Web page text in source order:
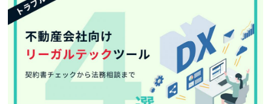
しかし、このような課題を解決し、オーナー様の満足度と信頼度を飛
躍的に向上させるツールとして注目されているのが、「オーナーアプ
リ・サービス」です。オーナーアプリは、スマートフォンやPCを通じ
て、オーナー様がいつでもどこでも自身の物件に関する情報をリアル
タイムで確認できるプラットフォームです。これにより、収支報告の
即時性向上、修繕承認のスピードアップ、そして管理会社とのコミュ